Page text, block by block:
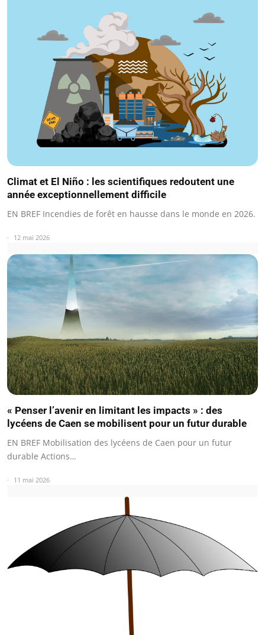
Climat et El Niño : les scientifiques redoutent une
année exceptionnellement difficile
EN BREF Incendies de forêt en hausse dans le monde en 2026.
12 mai 2026
« Penser l’avenir en limitant les impacts » : des
lycéens de Caen se mobilisent pour un futur durable
EN BREF Mobilisation des lycéens de Caen pour un futur
durable Actions…
11 mai 2026